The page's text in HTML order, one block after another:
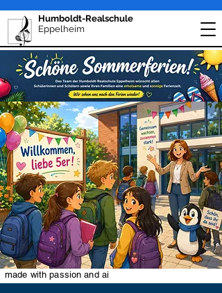
Humboldt-Realschule
Eppelheim
made with passion and ai